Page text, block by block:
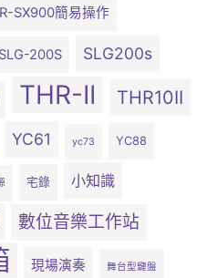
SX900簡易操作
SLG-200S SLG200s
THR-II THR10II
YC61 yc73 YC88
宅錄 小知識
數位音樂工作站
現場演奏 舞台型鍵盤